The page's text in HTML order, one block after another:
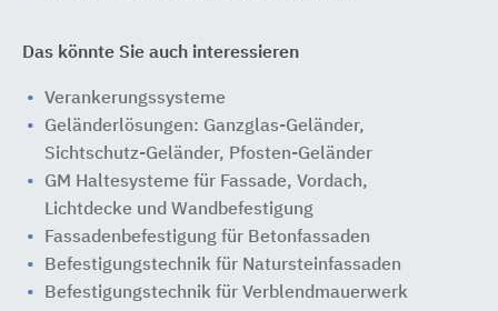
Das könnte Sie auch interessieren
Verankerungssysteme
Geländerlösungen: Ganzglas-Geländer,
Sichtschutz-Geländer, Pfosten-Geländer
GM Haltesysteme für Fassade, Vordach,
Lichtdecke und Wandbefestigung
Fassadenbefestigung für Betonfassaden
Befestigungstechnik für Natursteinfassaden
Befestigungstechnik für Verblendmauerwerk